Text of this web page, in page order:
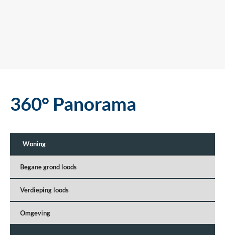
360° Panorama
Woning
Begane grond loods
Verdieping loods
Omgeving